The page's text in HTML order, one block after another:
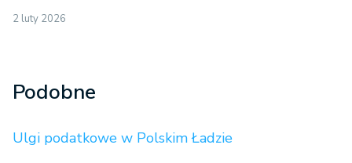
2 luty 2026
Podobne
Ulgi podatkowe w Polskim Ładzie